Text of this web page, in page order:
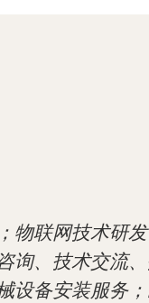
物联网技术研
询、技术交流
设备安装服务